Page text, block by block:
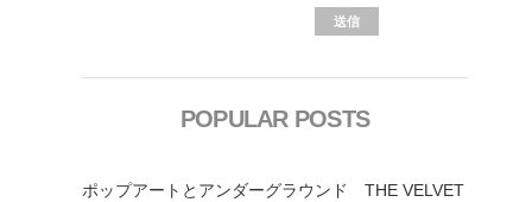
POPULAR POSTS
ポップアートとアンダーグラウンド THE VELVET